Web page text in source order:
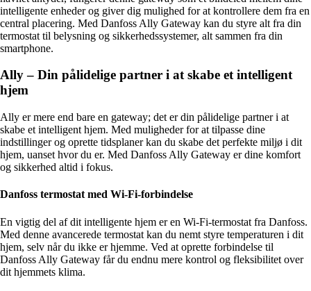
intelligente enheder og giver dig mulighed for at kontrollere dem fra en
central placering. Med Danfoss Ally Gateway kan du styre alt fra din
termostat til belysning og sikkerhedssystemer, alt sammen fra din
smartphone.
Ally – Din pålidelige partner i at skabe et intelligent
hjem
Ally er mere end bare en gateway; det er din pålidelige partner i at
skabe et intelligent hjem. Med muligheder for at tilpasse dine
indstillinger og oprette tidsplaner kan du skabe det perfekte miljø i dit
hjem, uanset hvor du er. Med Danfoss Ally Gateway er dine komfort
og sikkerhed altid i fokus.
Danfoss termostat med Wi-Fi-forbindelse
En vigtig del af dit intelligente hjem er en Wi-Fi-termostat fra Danfoss.
Med denne avancerede termostat kan du nemt styre temperaturen i dit
hjem, selv når du ikke er hjemme. Ved at oprette forbindelse til
Danfoss Ally Gateway får du endnu mere kontrol og fleksibilitet over
dit hjemmets klima.